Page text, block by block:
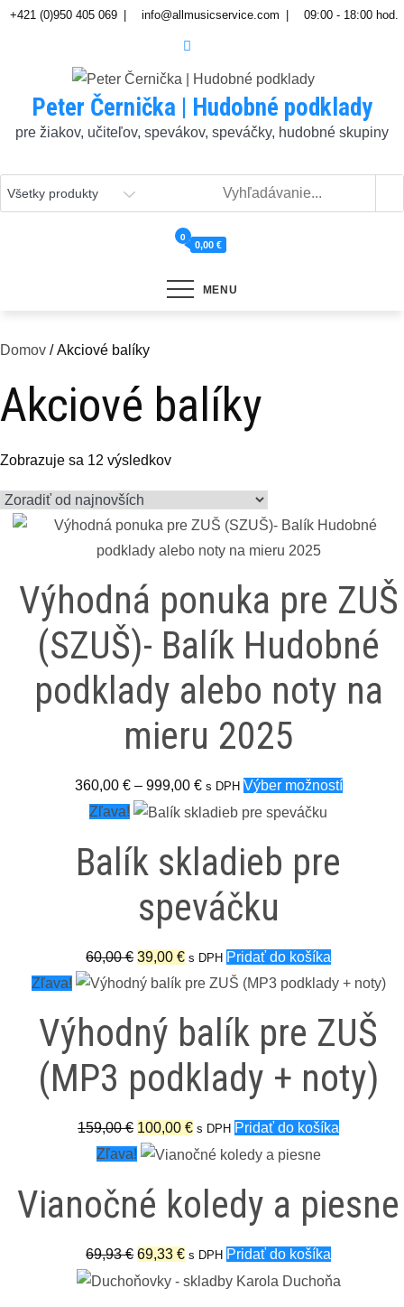
Skip
+421 (0)950 405 069 info@allmusicservice.com 09:00 - 18:00 hod.
Peter Černička | Hudobné podklady
pre žiakov, učiteľov, spevákov, speváčky, hudobné skupiny
0
0,00 €
MENU
Domov / Akciové balíky
Akciové balíky
Zobrazuje sa 12 výsledkovZoradené
najnovších
Výhodná ponuka pre ZUŠ
(SZUŠ)- Balík Hudobné
podklady alebo noty na
mieru 2025
360,00 € – 999,00 €Price
range:
through
s DPH Výber možnostíTento
vybrať
stránke
produktu.
Zľava!
Balík skladieb pre
speváčku
60,00€ Pôvodná
cena
60,00 €.
39,00€Aktuálna
cena
39,00 €.
s DPH Pridať do košíka
Zľava!
Výhodný balík pre ZUŠ
(MP3 podklady + noty)
159,00€ Pôvodná
cena
159,00 €.
100,00€Aktuálna
cena
100,00 €.
s DPH Pridať do košíka
Zľava!
Vianočné koledy a piesne
69,93€ Pôvodná
cena
69,33€Aktuálna
cena
s DPH Pridať do košíka